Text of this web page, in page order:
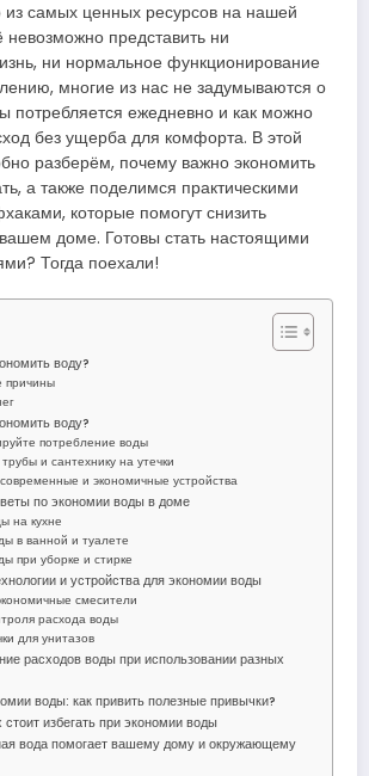
самых ценных ресурсов на нашей
невозможно представить ни
ни нормальное функционирование
многие из нас не задумываются о
потребляется ежедневно и как можно
без ущерба для комфорта. В этой
разберём, почему важно экономить
а также поделимся практическими
которые помогут снизить
доме. Готовы стать настоящими
Тогда поехали!
воду?
причины
воду?
потребление воды
и сантехнику на утечки
и экономичные устройства
по экономии воды в доме
на кухне
в ванной и туалете
при уборке и стирке
и устройства для экономии воды
смесители
расхода воды
для унитазов
расходов воды при использовании разных
воды: как привить полезные привычки?
избегать при экономии воды
вода помогает вашему дому и окружающему